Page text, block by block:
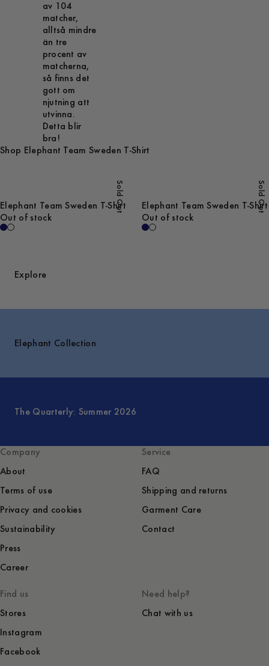
av 104
matcher,
alltså mindre
än tre
procent av
matcherna,
så finns det
gott om
njutning att
utvinna.
Detta blir
bra!
Shop Elephant Team Sweden T-Shirt
Sold Out
Elephant Team Sweden T-Shirt
Out of stock
Sold Out
Elephant Team Sweden T-Shirt
Out of stock
Explore
Elephant Collection
The Quarterly: Summer 2026
Company
About
Terms of use
Privacy and cookies
Sustainability
Press
Career
Service
FAQ
Shipping and returns
Garment Care
Contact
Find us
Stores
Instagram
Facebook
Need help?
Chat with us